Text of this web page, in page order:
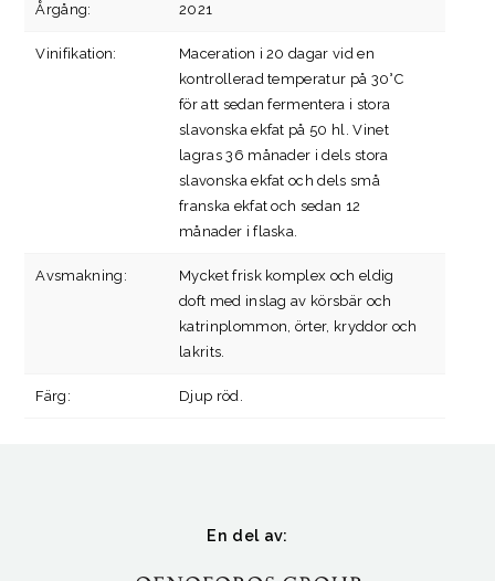
Årgång: 2021
Vinifikation:
Maceration i 20 dagar vid en
kontrollerad temperatur på 30°C
för att sedan fermentera i stora
slavonska ekfat på 50 hl. Vinet
lagras 36 månader i dels stora
slavonska ekfat och dels små
franska ekfat och sedan 12
månader i flaska.
Avsmakning:
Mycket frisk komplex och eldig
doft med inslag av körsbär och
katrinplommon, örter, kryddor och
lakrits.
Färg: Djup röd.
En del av: